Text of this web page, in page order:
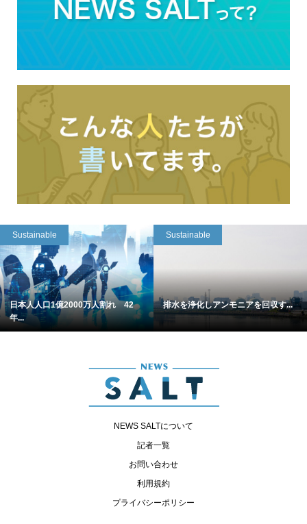
Sustainable
日本人人口1億2000万人割れ 42
年...
Sustainable
排水を浄化しアンモニアを回収す...
NEWS SALTについて
記者一覧
お問い合わせ
利用規約
プライバシーポリシー